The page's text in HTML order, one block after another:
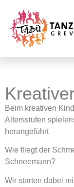
Beim kreativen
Altersstufen
herangeführt
Wie fliegt der
Schneemann?
Wir starten dabei